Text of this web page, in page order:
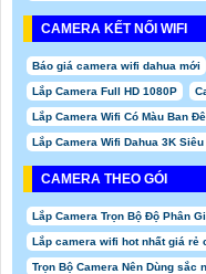
CAMERA KẾT NỐI WIFI
Báo giá camera wifi dahua mới
Lắp Camera Full HD 1080P
Lắp Camera Wifi Có Màu Ban
Lắp Camera Wifi Dahua 3K Siêu
CAMERA THEO GÓI
Lắp Camera Trọn Bộ Độ Phân
Lắp camera wifi hot nhất giá rẻ
Trọn Bộ Camera Nên Dùng sắc